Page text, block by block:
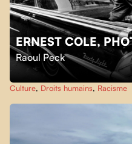
ERNEST COLE,
Raoul Peck
Culture, Droits humains, Racisme